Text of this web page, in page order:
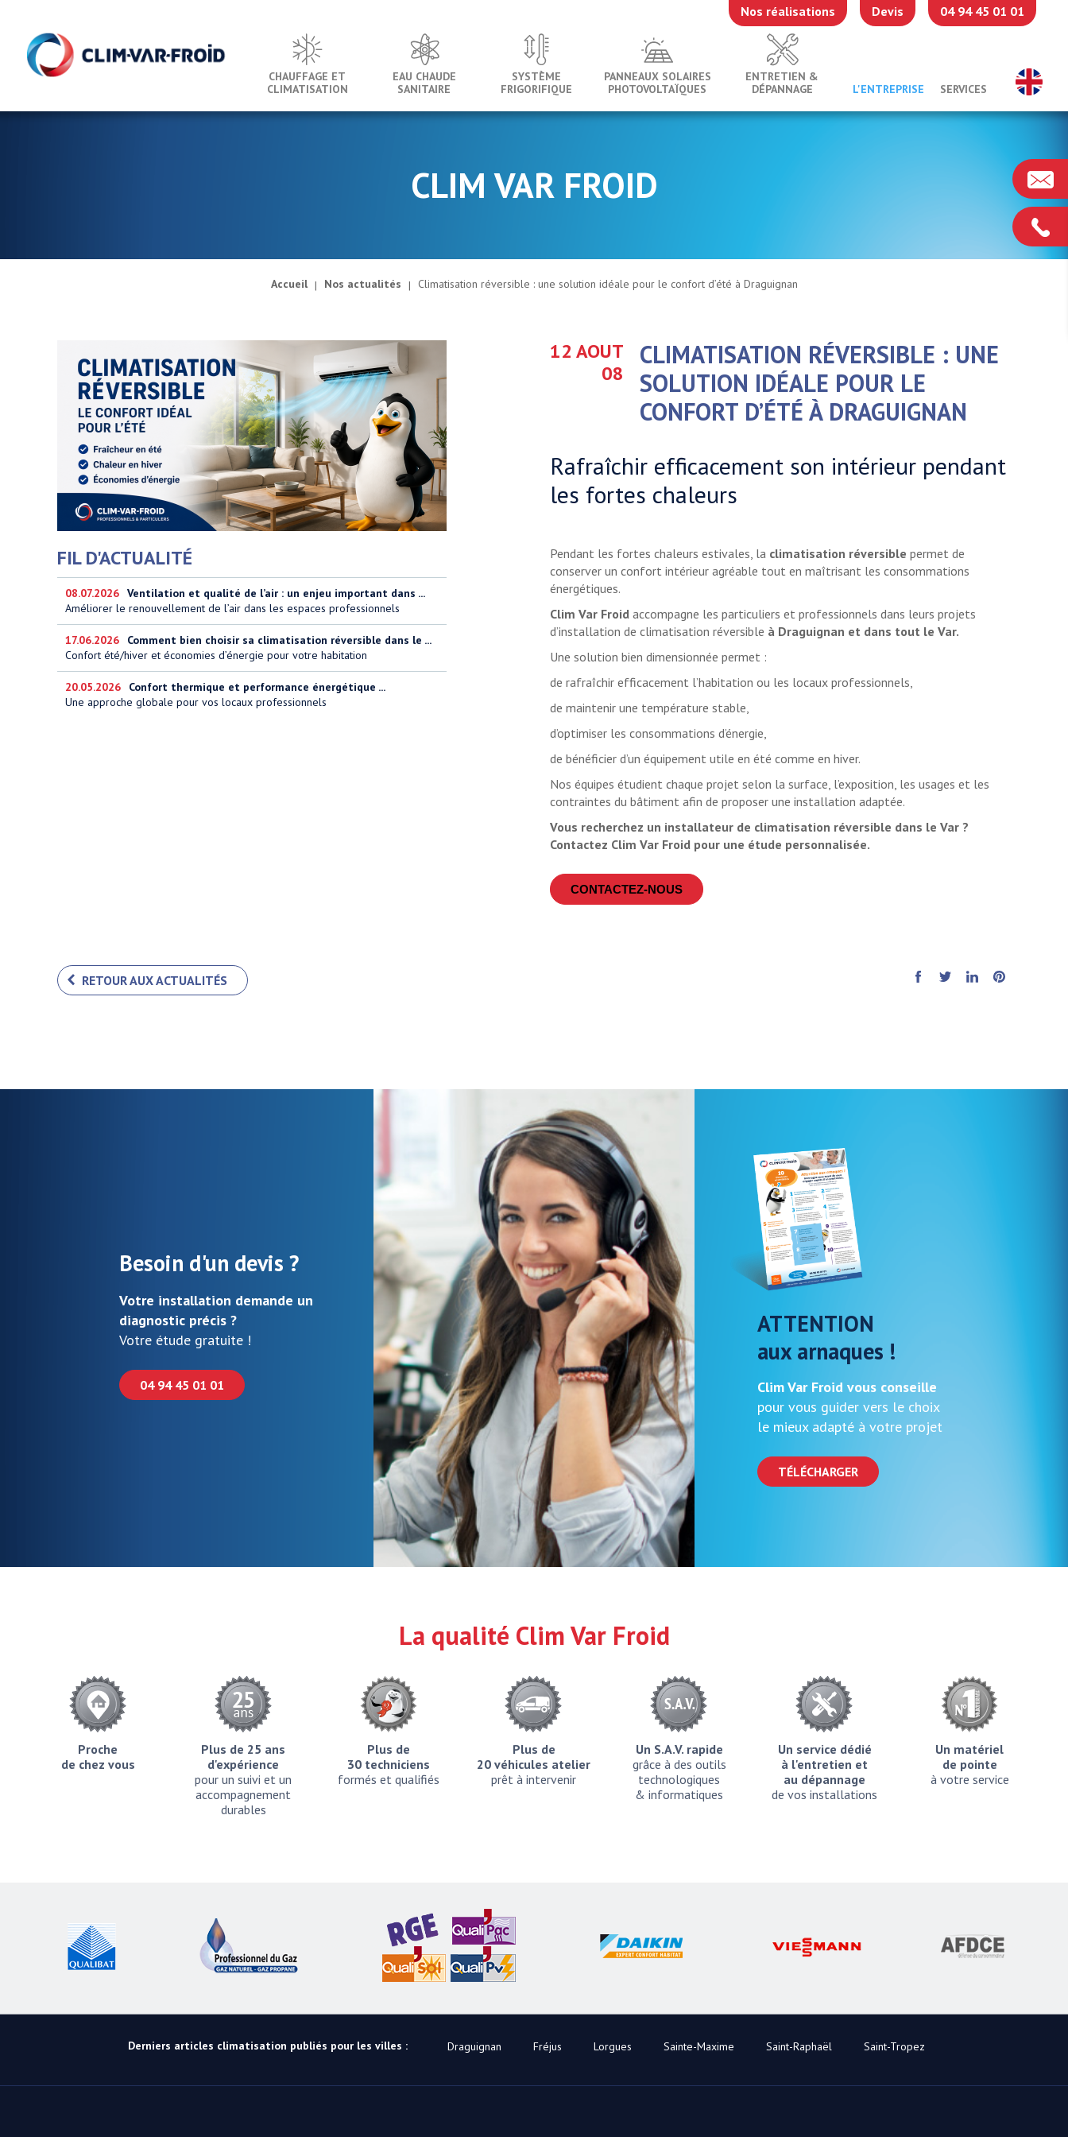
CHAUFFAGE ET
CLIMATISATION
EAU CHAUDE
SANITAIRE
SYSTÈME
FRIGORIFIQUE
PANNEAUX SOLAIRES
PHOTOVOLTAÏQUES
ENTRETIEN &
DÉPANNAGE
L'ENTREPRISE SERVICES
Nos réalisations Devis 04 94 45 01 01
CLIM VAR FROID
Accueil Nos actualités Climatisation réversible : une solution idéale pour le confort d’été à Draguignan
12 AOUT
08
CLIMATISATION RÉVERSIBLE : UNE
SOLUTION IDÉALE POUR LE
CONFORT D’ÉTÉ À DRAGUIGNAN
Rafraîchir efficacement son intérieur pendant
les fortes chaleurs
Pendant les fortes chaleurs estivales, la climatisation réversible permet de
conserver un confort intérieur agréable tout en maîtrisant les consommations
énergétiques.
Clim Var Froid accompagne les particuliers et professionnels dans leurs projets
d’installation de climatisation réversible à Draguignan et dans tout le Var.
Une solution bien dimensionnée permet :
de rafraîchir efficacement l’habitation ou les locaux professionnels,
de maintenir une température stable,
d’optimiser les consommations d’énergie,
de bénéficier d’un équipement utile en été comme en hiver.
Nos équipes étudient chaque projet selon la surface, l’exposition, les usages et les
contraintes du bâtiment afin de proposer une installation adaptée.
Vous recherchez un installateur de climatisation réversible dans le Var ?
Contactez Clim Var Froid pour une étude personnalisée.
CONTACTEZ-NOUS
FIL D'ACTUALITÉ
08.07.2026 Ventilation et qualité de l’air : un enjeu important dans ...
Améliorer le renouvellement de l’air dans les espaces professionnels
17.06.2026
Comment bien choisir sa climatisation réversible dans le ...
Confort été/hiver et économies d’énergie pour votre habitation
20.05.2026
Confort thermique et performance énergétique ...
Une approche globale pour vos locaux professionnels
RETOUR AUX ACTUALITÉS
Besoin d'un devis ?
Votre installation demande un
diagnostic précis ?
Votre étude gratuite !
04 94 45 01 01
ATTENTION
aux arnaques !
Clim Var Froid vous conseille
pour vous guider vers le choix
le mieux adapté à votre projet
TÉLÉCHARGER
La qualité Clim Var Froid
Proche
de chez vous
Plus de 25 ans
d'expérience
pour un suivi et un
accompagnement
durables
Plus de
30 techniciens
formés et qualifiés
Plus de
20 véhicules atelier
prêt à intervenir
Un S.A.V. rapide
grâce à des outils
technologiques
& informatiques
Un service dédié
à l'entretien et
au dépannage
de vos installations
Un matériel
de pointe
à votre service
Derniers articles climatisation publiés pour les villes : Draguignan Fréjus Lorgues Sainte-Maxime Saint-Raphaël Saint-Tropez